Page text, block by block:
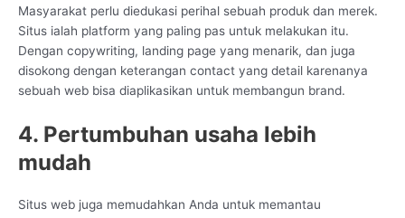
Masyarakat perlu diedukasi perihal sebuah produk dan merek.
Situs ialah platform yang paling pas untuk melakukan itu.
Dengan copywriting, landing page yang menarik, dan juga
disokong dengan keterangan contact yang detail karenanya
sebuah web bisa diaplikasikan untuk membangun brand.
4. Pertumbuhan usaha lebih
mudah
Situs web juga memudahkan Anda untuk memantau